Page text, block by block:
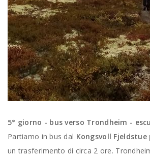
5° giorno - bus verso Trondheim -
Partiamo in bus dal Kongsvoll
un trasferimento di circa 2 ore.